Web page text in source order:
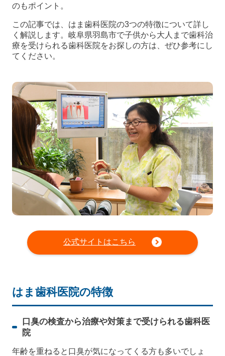
のもポイント。
この記事では、はま歯科医院の3つの特徴について詳し
く解説します。岐阜県羽島市で子供から大人まで歯科治
療を受けられる歯科医院をお探しの方は、ぜひ参考にし
てください。
公式サイトはこちら
はま歯科医院の特徴
口臭の検査から治療や対策まで受けられる歯科医
院
年齢を重ねると口臭が気になってくる方も多いでしょ